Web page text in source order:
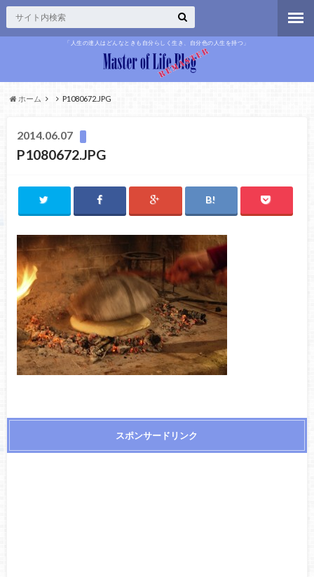
「人生の達人はどんなときも自分らしく生き、自分色の人生を持つ」
ホーム P1080672.JPG
2014.06.07
P1080672.JPG
スポンサードリンク